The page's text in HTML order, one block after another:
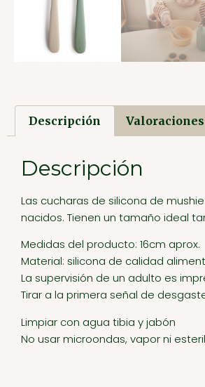
Descripción Valoraciones
Descripción
Las cucharas de silicona de
nacidos. Tienen un tamaño ideal
Medidas del producto: 16cm aprox.
Material: silicona de calidad
La supervisión de un adulto es
Tirar a la primera señal de
Limpiar con agua tibia y jabón
No usar microondas, vapor ni